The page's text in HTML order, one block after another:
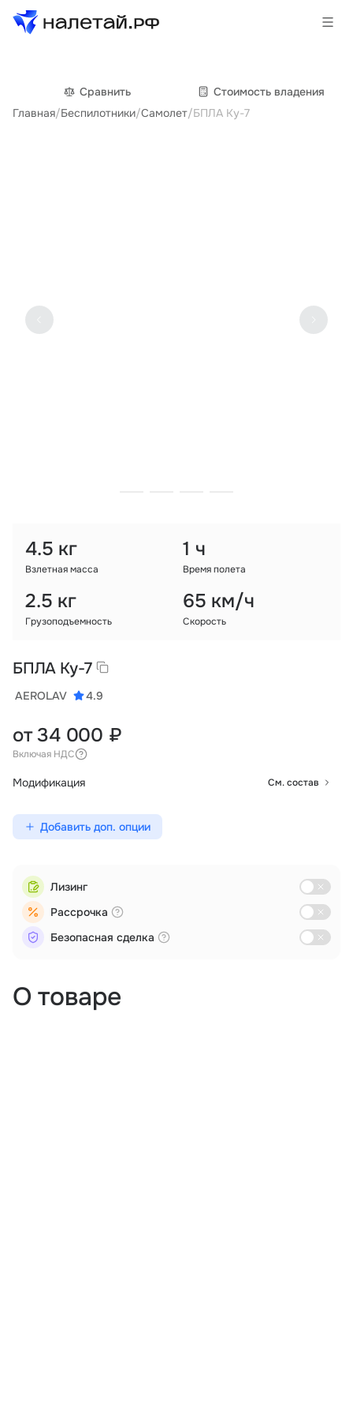
Товары
Услуги
Государственные программы
Партнеры
Сравнить
Cтоимость владения
Главная/Беспилотники/Самолет/БПЛА Ку-7
4.5 кг
Взлетная масса
1 ч
Время полета
2.5 кг
Грузоподъемность
65 км/ч
Скорость
О товаре
БПЛА Ку-7
AEROLAV 4.9
от 34 000 ₽
Включая НДС
Модификация См. состав
Добавить доп. опции
Лизинг
Рассрочка
Безопасная сделка